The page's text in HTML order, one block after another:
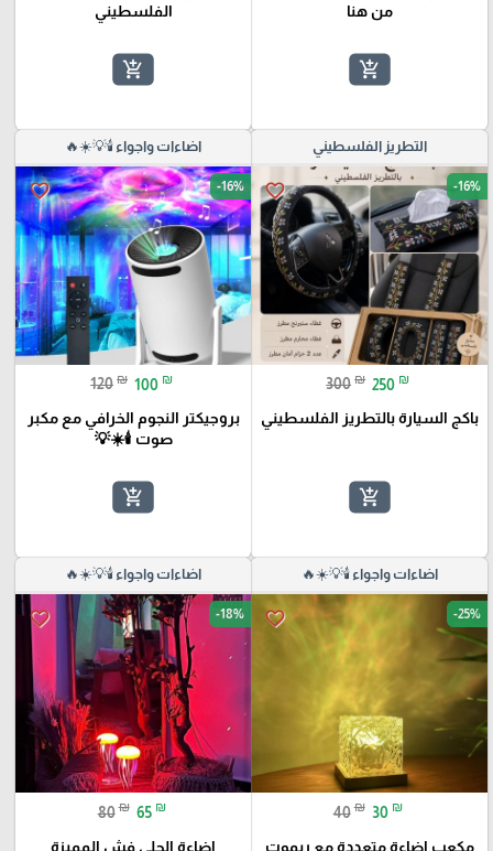
من هنا
add_shopping_cart
الفلسطيني
add_shopping_cart
التطريز الفلسطيني
favorite_border -16%
300 ₪ 250 ₪
باكج السيارة بالتطريز الفلسطيني
add_shopping_cart
اضاءات واجواء 🕯️💡☀️🔥
favorite_border -16%
120 ₪ 100 ₪
بروجيكتر النجوم الخرافي مع مكبر
صوت 🕯️☀️💡
add_shopping_cart
اضاءات واجواء 🕯️💡☀️🔥
favorite_border -25%
40 ₪ 30 ₪
مكعب اضاءة متعددة مع ريموت
اضاءات واجواء 🕯️💡☀️🔥
favorite_border -18%
80 ₪ 65 ₪
اضاءة الجلي فش المميزة